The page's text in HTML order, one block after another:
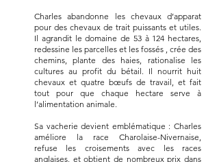
Charles abandonne les chevaux d’apparat
pour des chevaux de trait puissants et utiles.
Il agrandit le domaine de 53 à 124 hectares,
redessine les parcelles et les fossés , crée des
chemins, plante des haies, rationalise les
cultures au profit du bétail. Il nourrit huit
chevaux et quatre bœufs de travail, et fait
tout pour que chaque hectare serve à
l’alimentation animale.
Sa vacherie devient emblématique : Charles
améliore la race Charolaise-Nivernaise,
refuse les croisements avec les races
anglaises, et obtient de nombreux prix dans